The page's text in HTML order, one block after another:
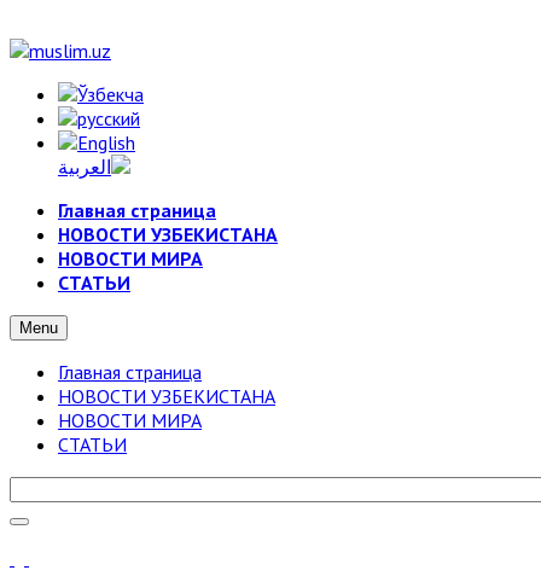
Главная страница
НОВОСТИ УЗБЕКИСТАНА
НОВОСТИ МИРА
СТАТЬИ
Menu
Главная страница
НОВОСТИ УЗБЕКИСТАНА
НОВОСТИ МИРА
СТАТЬИ